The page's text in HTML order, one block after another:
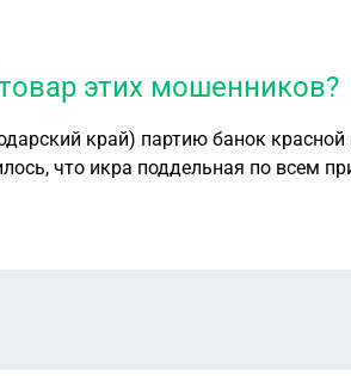
этих мошенников?
край) партию банок
что икра поддельная по всем
товар этих